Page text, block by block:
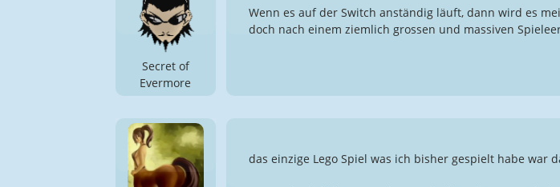
Secret of
Evermore
Wenn es auf der Switch anständig läuft, dann wird es
doch nach einem ziemlich grossen und massiven
das einzige Lego Spiel was ich bisher gespielt habe war